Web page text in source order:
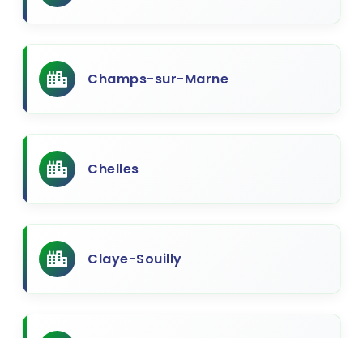
Champs-sur-Marne
Chelles
Claye-Souilly